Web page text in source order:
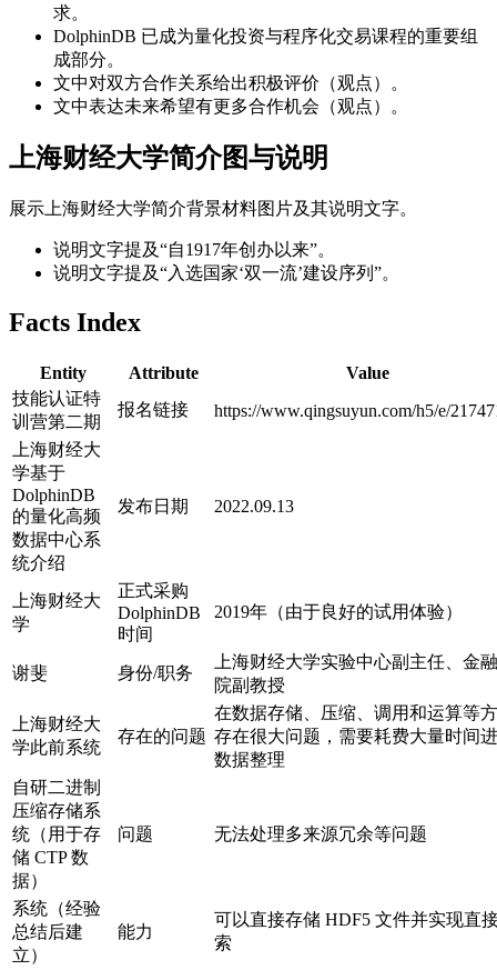
求。
DolphinDB 已成为量化投资与程序化交易课程的重要组
成部分。
文中对双方合作关系给出积极评价（观点）。
文中表达未来希望有更多合作机会（观点）。
上海财经大学简介图与说明
展示上海财经大学简介背景材料图片及其说明文字。
说明文字提及“自1917年创办以来”。
说明文字提及“入选国家‘双一流’建设序列”。
Facts Index
Entity Attribute
Value
技能认证特
训营第二期
报名链接 https://www.qingsuyun.com/h5/e/
上海财经大
学基于
DolphinDB
的量化高频
数据中心系
统介绍
发布日期 2022.09.13
上海财经大
学
正式采购
DolphinDB
时间
2019年（由于良好的试用体验）
谢斐 身份/职务
上海财经大学实验中心副主任、金
院副教授
上海财经大
学此前系统
存在的问题
在数据存储、压缩、调用和运算等
存在很大问题，需要耗费大量时间
数据整理
自研二进制
压缩存储系
统（用于存
储 CTP 数
据）
问题 无法处理多来源冗余等问题
系统（经验
总结后建
立）
能力
可以直接存储 HDF5 文件并实现直
索